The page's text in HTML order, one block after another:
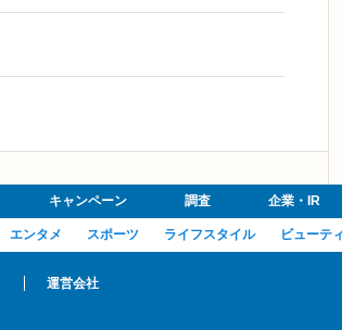
キャンペーン 調査 企業・IR
エンタメ スポーツ ライフスタイル ビューティ
運営会社